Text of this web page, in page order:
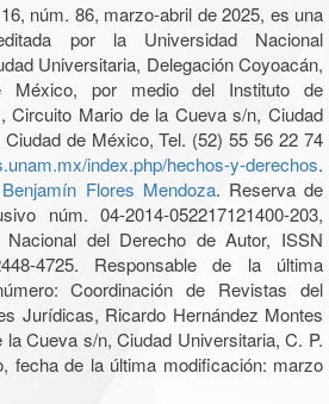
núm. 86, marzo-abril de 2025, es una
por la Universidad Nacional
Universitaria, Delegación Coyoacán,
México, por medio del Instituto de
Circuito Mario de la Cueva s/n, Ciudad
de México, Tel. (52) 55 56 22 74
index.php/hechos-y-derechos.
Flores Mendoza. Reserva de
núm. 04-2014-052217121400-203,
del Derecho de Autor, ISSN
4725. Responsable de la última
Coordinación de Revistas del
Jurídicas, Ricardo Hernández Montes
Cueva s/n, Ciudad Universitaria, C. P.
fecha de la última modificación: marzo